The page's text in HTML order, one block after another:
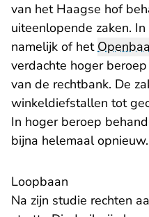
van het Haagse hof
uiteenlopende zaken.
namelijk of het
verdachte hoger
van de rechtbank. De
winkeldiefstallen tot
In hoger beroep
bijna helemaal
Loopbaan
Na zijn studie rechten